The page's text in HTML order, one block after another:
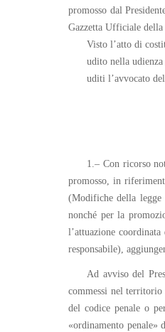
promosso dal
Gazzetta Ufficiale della
Visto l’atto di
udito nella
uditi l’avvocato
1.– Con ricorso
promosso, in
(Modifiche della legge
nonché per la
l’attuazione
responsabile),
Ad avviso del
commessi nel
del codice penale o
«ordinamento penale»